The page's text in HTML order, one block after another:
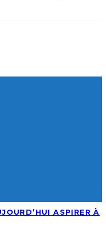
ASPIRER À